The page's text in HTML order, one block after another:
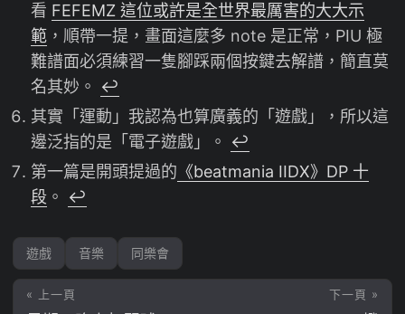
看 FEFEMZ 這位或許是全世界最厲害的大大示
範 ，順帶一提，畫面這麼多 note 是正常，PIU 極
難譜面必須練習一隻腳踩兩個按鍵去解譜，簡直莫
名其妙。 ↩︎
其實「運動」我認為也算廣義的「遊戲」，所以這
邊泛指的是「電子遊戲」。 ↩︎
第一篇是開頭提過的 《beatmania IIDX》DP 十
段 。 ↩︎
遊戲 音樂 同樂會
« 上一頁 下一頁 »